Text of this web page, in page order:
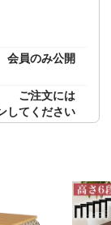
会員のみ公開
ご注文には
してください